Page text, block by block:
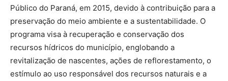
Público do Paraná, em 2015, devido à contribuição para a
preservação do meio ambiente e a sustentabilidade. O
programa visa à recuperação e conservação dos
recursos hídricos do município, englobando a
revitalização de nascentes, ações de reflorestamento, o
estímulo ao uso responsável dos recursos naturais e a